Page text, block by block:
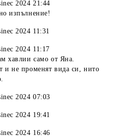
2024 21:44
изпълнение!
2024 11:31
2024 11:17
хавлии само от Яна.
и не променят вида си, нито
2024 07:03
2024 19:41
2024 16:46